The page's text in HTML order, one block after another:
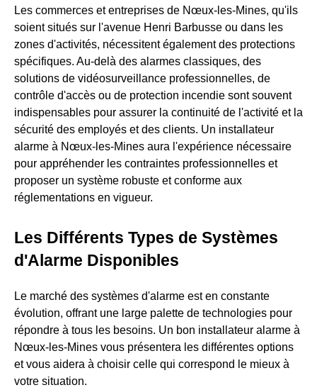
Les commerces et entreprises de Nœux-les-Mines, qu'ils
soient situés sur l'avenue Henri Barbusse ou dans les
zones d'activités, nécessitent également des protections
spécifiques. Au-delà des alarmes classiques, des
solutions de vidéosurveillance professionnelles, de
contrôle d'accès ou de protection incendie sont souvent
indispensables pour assurer la continuité de l'activité et la
sécurité des employés et des clients. Un installateur
alarme à Nœux-les-Mines aura l'expérience nécessaire
pour appréhender les contraintes professionnelles et
proposer un système robuste et conforme aux
réglementations en vigueur.
Les Différents Types de Systèmes
d'Alarme Disponibles
Le marché des systèmes d'alarme est en constante
évolution, offrant une large palette de technologies pour
répondre à tous les besoins. Un bon installateur alarme à
Nœux-les-Mines vous présentera les différentes options
et vous aidera à choisir celle qui correspond le mieux à
votre situation.